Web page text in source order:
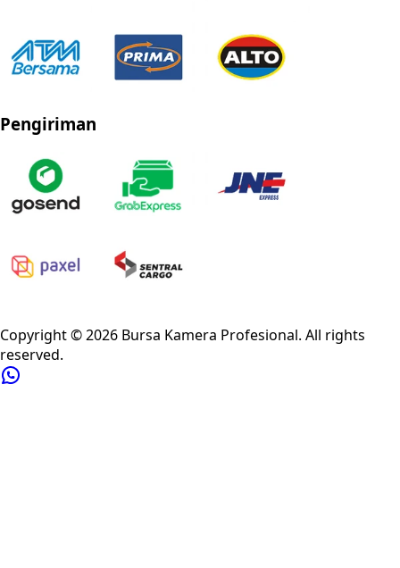
Pengiriman
Copyright ©2026 Bursa Kamera Profesional. All rights
reserved.